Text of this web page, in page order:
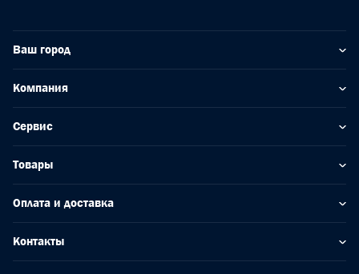
Ваш город
Компания
Сервис
Товары
Оплата и доставка
Контакты